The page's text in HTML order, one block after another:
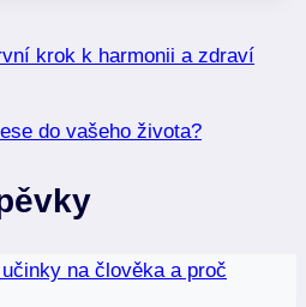
krok k harmonii a zdraví
do vašeho života?